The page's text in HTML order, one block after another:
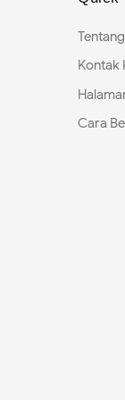
Kontak
Cara